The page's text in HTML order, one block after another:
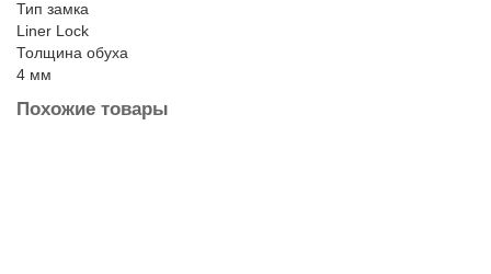
Тип замка
Liner Lock
Толщина обуха
4 мм
Похожие товары